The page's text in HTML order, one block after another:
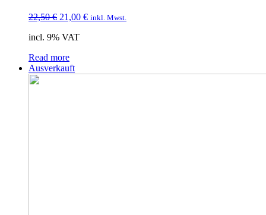
22,50€ 21,00 € inkl. Mwst.
incl. 9% VAT
Read more
Ausverkauft